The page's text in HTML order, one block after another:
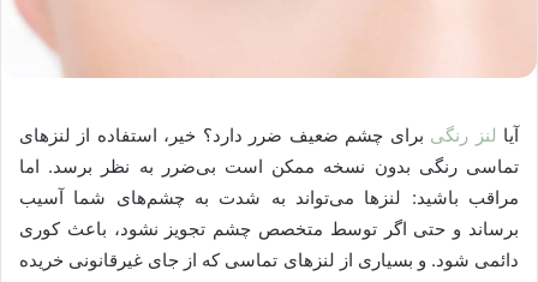
آیا لنز رنگی برای چشم ضعیف ضرر دارد؟ خیر، استفاده از لنزهای
تماسی رنگی بدون نسخه ممکن است بی‌ضرر به نظر برسد. اما
مراقب باشید: لنزها می‌تواند به شدت به چشم‌های شما آسیب
برساند و حتی اگر توسط متخصص چشم تجویز نشود، باعث کوری
دائمی شود. و بسیاری از لنزهای تماسی که از جای غیرقانونی خریده